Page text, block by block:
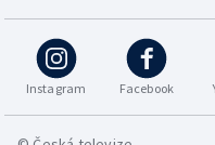
Instagram Facebook